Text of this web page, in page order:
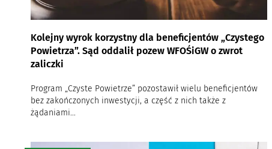
Kolejny wyrok korzystny dla beneficjentów „Czystego
Powietrza”. Sąd oddalił pozew WFOŚiGW o zwrot
zaliczki
Program „Czyste Powietrze” pozostawił wielu beneficjentów
bez zakończonych inwestycji, a część z nich także z
żądaniami...